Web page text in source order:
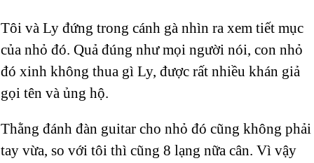
Tôi và Ly đứng trong cánh gà nhìn ra xem tiết mục
của nhỏ đó. Quả đúng như mọi người nói, con nhỏ
đó xinh không thua gì Ly, được rất nhiều khán giả
gọi tên và ủng hộ.
Thằng đánh đàn guitar cho nhỏ đó cũng không phải
tay vừa, so với tôi thì cũng 8 lạng nữa cân. Vì vậy